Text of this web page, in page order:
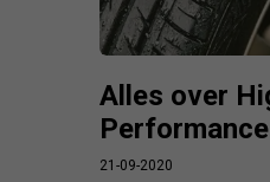
Alles over
21-09-2020